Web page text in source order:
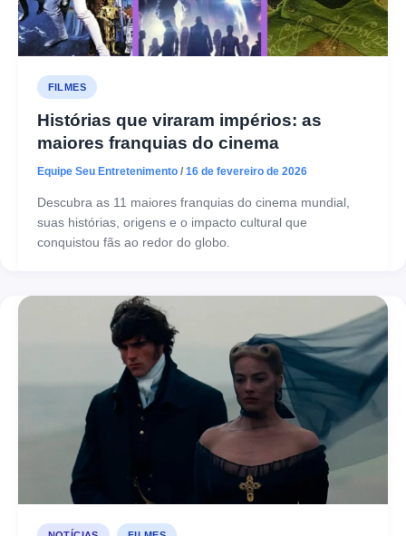
FILMES
Histórias que viraram impérios: as
maiores franquias do cinema
Equipe Seu Entretenimento / 16 de fevereiro de 2026
Descubra as 11 maiores franquias do cinema mundial,
suas histórias, origens e o impacto cultural que
conquistou fãs ao redor do globo.